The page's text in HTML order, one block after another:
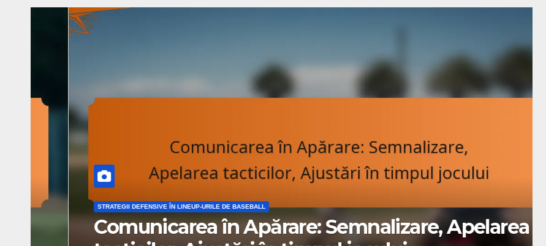
STRATEGII DEFENSIVE ÎN LINEUP-URILE DE BASEBALL
Substituții Defensivă: Ajustări în ultimele minute